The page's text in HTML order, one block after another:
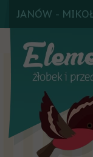
JANÓW -